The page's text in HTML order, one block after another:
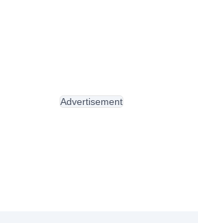
Advertisement